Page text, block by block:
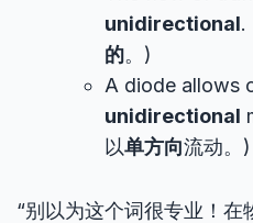
unidirectional.
的。)
A diode allows
unidirectional
以单方向流动。)
“别以为这个词很专业！